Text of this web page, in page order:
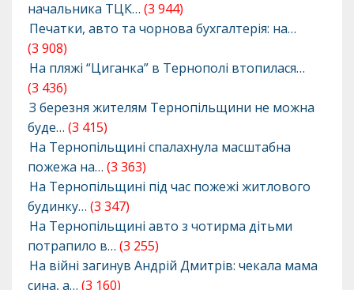
начальника ТЦК… (3 944)
Печатки, авто та чорнова бухгалтерія: на…
(3 908)
На пляжі “Циганка” в Тернополі втопилася…
(3 436)
З березня жителям Тернопільщини не можна
буде… (3 415)
На Тернопільщині спалахнула масштабна
пожежа на… (3 363)
На Тернопільщині під час пожежі житлового
будинку… (3 347)
На Тернопільщині авто з чотирма дітьми
потрапило в… (3 255)
На війні загинув Андрій Дмитрів: чекала мама
сина, а… (3 160)